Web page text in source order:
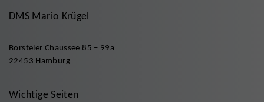
DMS Mario Krügel
Borsteler Chaussee 85 – 99a
22453 Hamburg
Wichtige Seiten